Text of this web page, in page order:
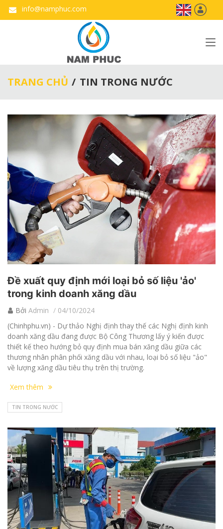
info@namphuc.com
TRANG CHỦ TIN TRONG NƯỚC
Đề xuất quy định mới loại bỏ số liệu 'ảo'
trong kinh doanh xăng dầu
Bởi Admin
04/10/2024
(Chinhphu.vn) - Dự thảo Nghị định thay thế các Nghị định kinh
doanh xăng dầu đang được Bộ Công Thương lấy ý kiến được
thiết kế theo hướng bỏ quy định mua bán xăng dầu giữa các
thương nhân phân phối xăng dầu với nhau, loại bỏ số liệu "ảo"
về lượng xăng dầu tiêu thụ trên thị trường.
Xem thêm
TIN TRONG NƯỚC